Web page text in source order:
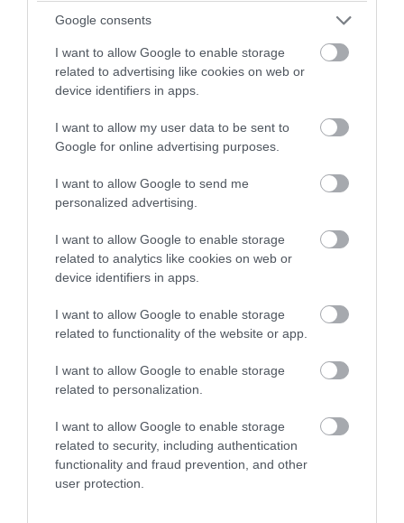
Google consents
I want to allow Google to enable storage
related to advertising like cookies on web or
device identifiers in apps.
I want to allow my user data to be sent to
Google for online advertising purposes.
I want to allow Google to send me
personalized advertising.
I want to allow Google to enable storage
related to analytics like cookies on web or
device identifiers in apps.
I want to allow Google to enable storage
related to functionality of the website or app.
I want to allow Google to enable storage
related to personalization.
I want to allow Google to enable storage
related to security, including authentication
functionality and fraud prevention, and other
user protection.
PRONEWS.GR /ΠΡΟΣΩΠΑ
Η παρτίδα μπιλιάρδο που έκανε
Βοσκόπουλο και Διονυσίου να φύγουν
με περιπολικό
06.08.2026 | 17:00